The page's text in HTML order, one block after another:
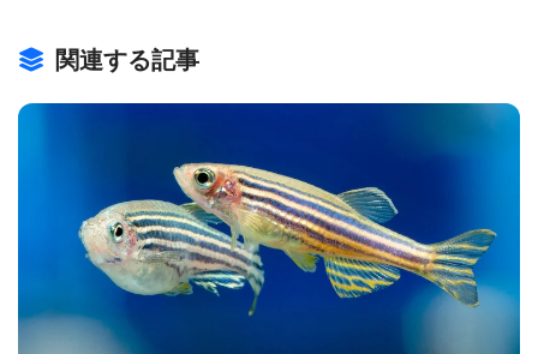
ていた｡fusicoccin-Aが損傷した神経系の中で軸索修
復を刺激促進できると決定するに至った素晴らしい
2017年3月8日付Neuron誌オンライン版に掲載された
この論文は､｢Small-Molecule Stabilization of 14-3-3
Protein-Protein Interactions Stimulates Axon
Regeneration (低分子による14-3-3タンパク質—タ
関連する記事
BIOMARKET JP